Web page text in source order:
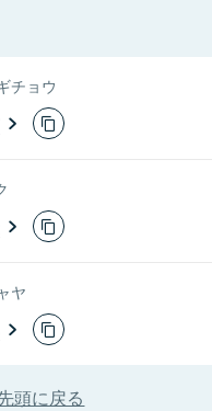
チョウ
ヤ
頭に戻る